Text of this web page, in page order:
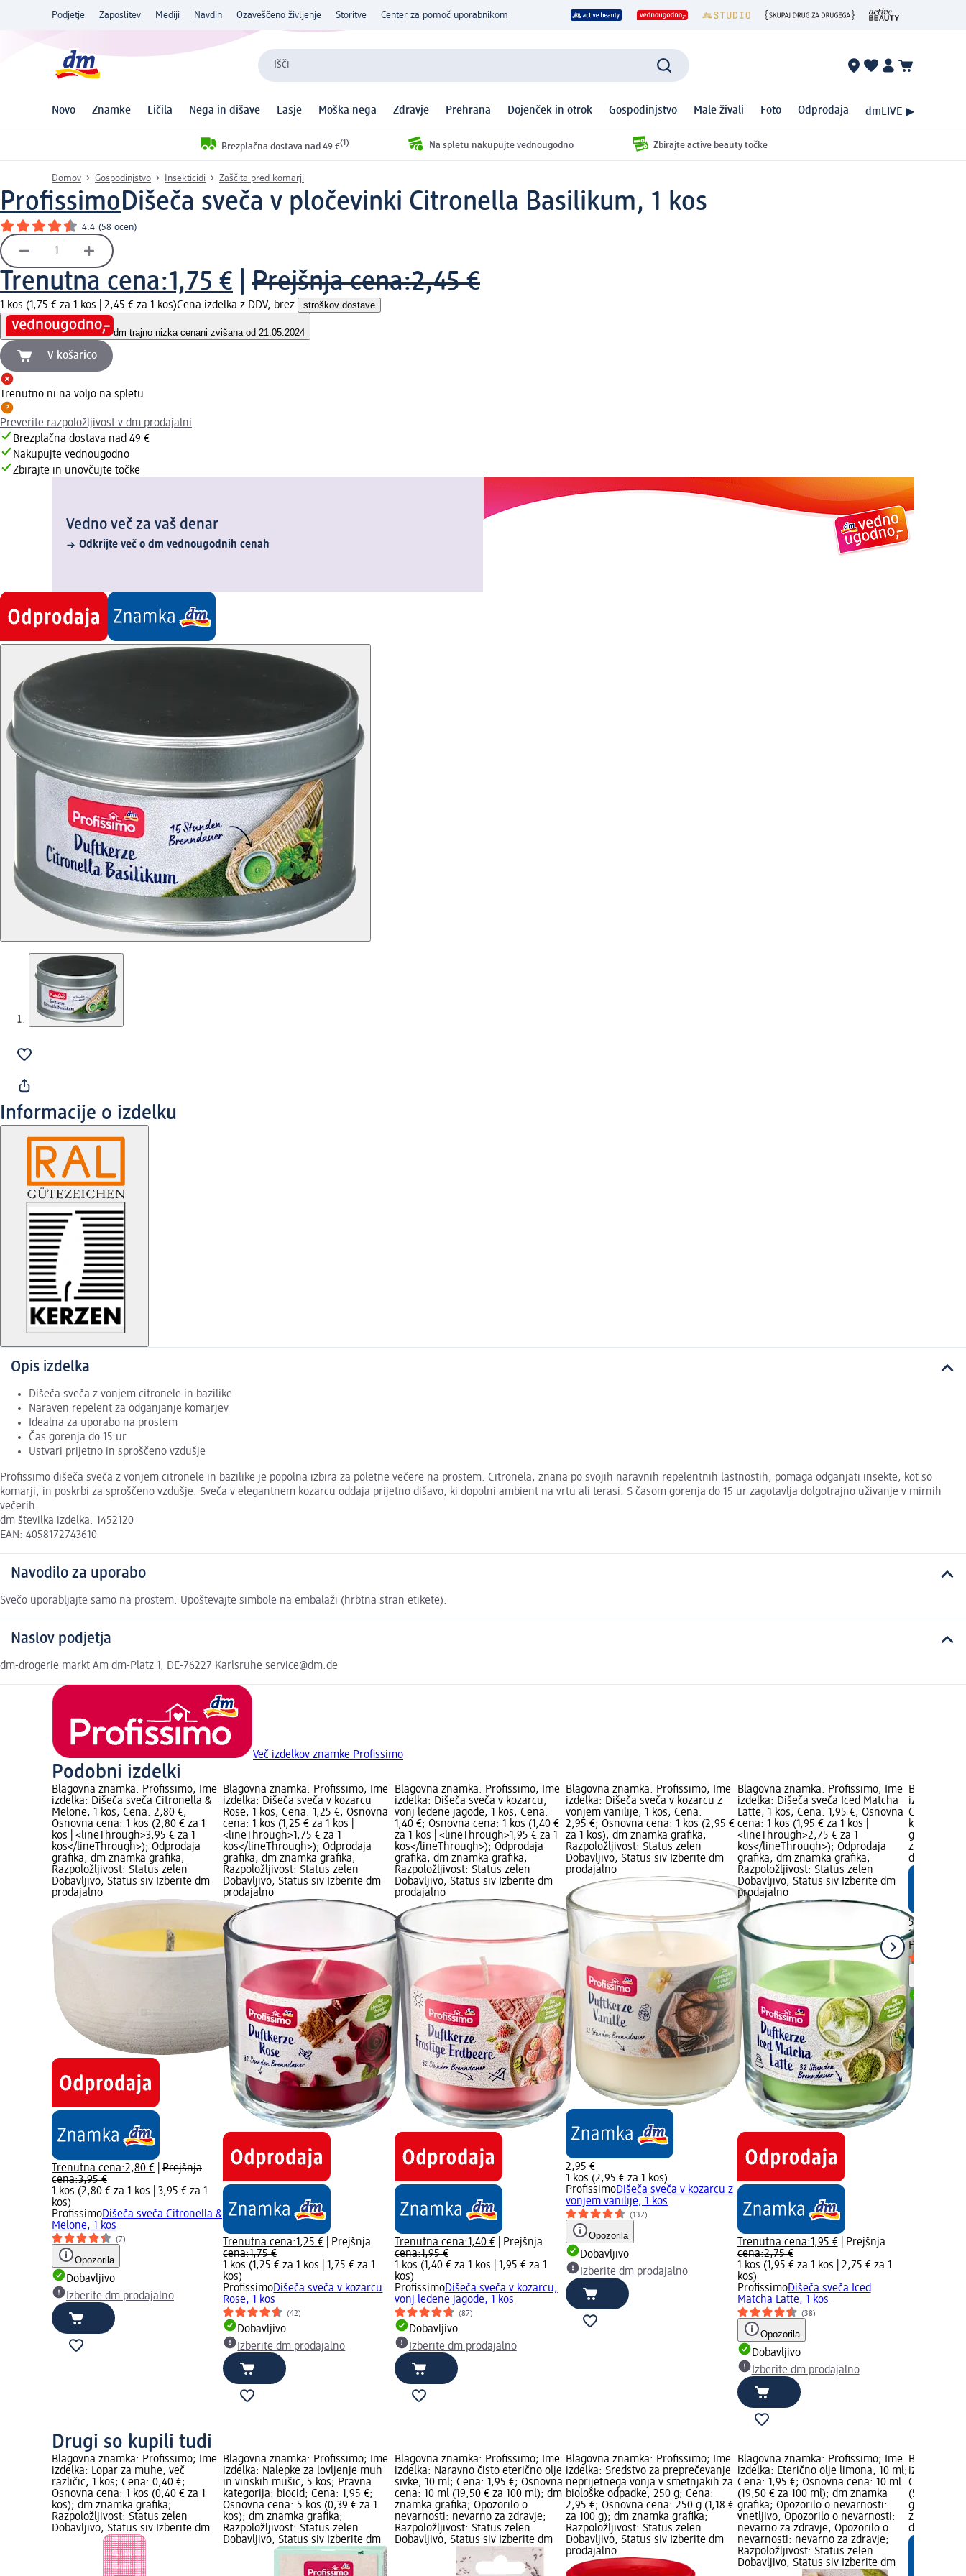
Podjetje Zaposlitev Mediji Navdih Ozaveščeno življenje Storitve Center za pomoč uporabnikom
Išči
Novo Znamke Ličila Nega in dišave Lasje Moška nega Zdravje Prehrana Dojenček in otrok Gospodinjstvo Male živali Foto Odprodaja dmLIVE ▶
Brezplačna dostava nad 49 €(1) Na spletu nakupujte vednougodno Zbirajte active beauty točke
Domov Gospodinjstvo Insekticidi Zaščita pred komarji
ProfissimoDišeča sveča v pločevinki Citronella Basilikum, 1 kos
4.4 (58 ocen)
Trenutna cena:1,75 € Prejšnja cena:2,45 €
1 kos (1,75 € za 1 kos | 2,45 € za 1 kos)Cena izdelka z DDV, brez stroškov dostave
dm trajno nizka cenani zvišana od 21.05.2024
V košarico
Trenutno ni na voljo na spletu
Preverite razpoložljivost v dm prodajalni
Brezplačna dostava nad 49 €
Nakupujte vednougodno
Zbirajte in unovčujte točke
Vedno več za vaš denar
Odkrijte več o dm vednougodnih cenah
Informacije o izdelku
Opis izdelka
Dišeča sveča z vonjem citronele in bazilike
Naraven repelent za odganjanje komarjev
Idealna za uporabo na prostem
Čas gorenja do 15 ur
Ustvari prijetno in sproščeno vzdušje
Profissimo dišeča sveča z vonjem citronele in bazilike je popolna izbira za poletne večere na prostem. Citronela, znana po svojih naravnih repelentnih lastnostih, pomaga odganjati insekte, kot so
komarji, in poskrbi za sproščeno vzdušje. Sveča v elegantnem kozarcu oddaja prijetno dišavo, ki dopolni ambient na vrtu ali terasi. S časom gorenja do 15 ur zagotavlja dolgotrajno uživanje v mirnih
večerih.
dm številka izdelka: 1452120
EAN: 4058172743610
Navodilo za uporabo
Svečo uporabljajte samo na prostem. Upoštevajte simbole na embalaži (hrbtna stran etikete).
Naslov podjetja
dm-drogerie markt Am dm-Platz 1, DE-76227 Karlsruhe service@dm.de
Več izdelkov znamke Profissimo
Podobni izdelki
Blagovna znamka: Profissimo; Ime
izdelka: Dišeča sveča Citronella &
Melone, 1 kos; Cena: 2,80 €;
Osnovna cena: 1 kos (2,80 € za 1
kos | <lineThrough>3,95 € za 1
kos</lineThrough>); Odprodaja
grafika, dm znamka grafika;
Razpoložljivost: Status zelen
Dobavljivo, Status siv Izberite dm
prodajalno
Trenutna cena:2,80 €
Prejšnja
cena:3,95 €
1 kos (2,80 € za 1 kos | 3,95 € za 1
kos)
ProfissimoDišeča sveča Citronella &
Melone, 1 kos
(7)
Opozorila
Dobavljivo
Izberite dm prodajalno
Blagovna znamka: Profissimo; Ime
izdelka: Dišeča sveča v kozarcu
Rose, 1 kos; Cena: 1,25 €; Osnovna
cena: 1 kos (1,25 € za 1 kos |
<lineThrough>1,75 € za 1
kos</lineThrough>); Odprodaja
grafika, dm znamka grafika;
Razpoložljivost: Status zelen
Dobavljivo, Status siv Izberite dm
prodajalno
Trenutna cena:1,25 € |Prejšnja
cena:1,75 €
1 kos (1,25 € za 1 kos |1,75 € za 1
kos)
ProfissimoDišeča sveča v kozarcu
Rose, 1 kos
(42)
Dobavljivo
Izberite dm prodajalno
Blagovna znamka: Profissimo; Ime
izdelka: Dišeča sveča v kozarcu,
vonj ledene jagode, 1 kos; Cena:
1,40 €; Osnovna cena: 1 kos (1,40 €
za 1 kos | <lineThrough>1,95 € za 1
kos</lineThrough>); Odprodaja
grafika, dm znamka grafika;
Razpoložljivost: Status zelen
Dobavljivo, Status siv Izberite dm
prodajalno
Trenutna cena:1,40 €|Prejšnja
cena:1,95 €
1 kos (1,40 € za 1 kos | 1,95 € za 1
kos)
ProfissimoDišeča sveča v kozarcu,
vonj ledene jagode, 1 kos
(87)
Dobavljivo
Izberite dm prodajalno
Blagovna znamka: Profissimo; Ime
izdelka: Dišeča sveča v kozarcu z
vonjem vanilije, 1 kos; Cena:
2,95 €; Osnovna cena: 1 kos (2,95 €
za 1 kos); dm znamka grafika;
Razpoložljivost: Status zelen
Dobavljivo, Status siv Izberite dm
prodajalno
2,95 €
1 kos (2,95 € za 1 kos)
ProfissimoDišeča sveča v kozarcu z
vonjem vanilije, 1 kos
(132)
Opozorila
Dobavljivo
Izberite dm prodajalno
Blagovna znamka: Profissimo; Ime
izdelka: Dišeča sveča Iced Matcha
Latte, 1 kos; Cena: 1,95 €; Osnovna
cena: 1 kos (1,95 € za 1 kos |
<lineThrough>2,75 € za 1
kos</lineThrough>); Odprodaja
grafika, dm znamka grafika;
Razpoložljivost: Status zelen
Dobavljivo, Status siv Izberite dm
prodajalno
Trenutna cena:1,95 €|Prejšnja
cena:2,75 €
1 kos (1,95 € za 1 kos | 2,75 € za 1
kos)
ProfissimoDišeča sveča Iced
Matcha Latte, 1 kos
(38)
Opozorila
Dobavljivo
Izberite dm prodajalno
Blagovna
izdelka:
Cena: 5,15
kos (0,05 €
grafika;
zelen
dm
5,15 €
100 kos
Profissimo
Drugi so kupili tudi
Blagovna znamka: Profissimo; Ime
izdelka: Lopar za muhe, več
različic, 1 kos; Cena: 0,40 €;
Osnovna cena: 1 kos (0,40 € za 1
kos); dm znamka grafika;
Razpoložljivost: Status zelen
Dobavljivo, Status siv Izberite dm
Blagovna znamka: Profissimo; Ime
izdelka: Nalepke za lovljenje muh
in vinskih mušic, 5 kos; Pravna
kategorija: biocid; Cena: 1,95 €;
Osnovna cena: 5 kos (0,39 € za 1
kos); dm znamka grafika;
Razpoložljivost: Status zelen
Dobavljivo, Status siv Izberite dm
Blagovna znamka: Profissimo; Ime
izdelka: Naravno čisto eterično olje
sivke, 10 ml; Cena: 1,95 €; Osnovna
cena: 10 ml (19,50 € za 100 ml); dm
znamka grafika; Opozorilo o
nevarnosti: nevarno za zdravje;
Razpoložljivost: Status zelen
Dobavljivo, Status siv Izberite dm
Blagovna znamka: Profissimo; Ime
izdelka: Sredstvo za preprečevanje
neprijetnega vonja v smetnjakih za
biološke odpadke, 250 g; Cena:
2,95 €; Osnovna cena: 250 g (1,18 €
za 100 g); dm znamka grafika;
Razpoložljivost: Status zelen
Dobavljivo, Status siv Izberite dm
prodajalno
Blagovna znamka: Profissimo; Ime
izdelka: Eterično olje limona, 10 ml;
Cena: 1,95 €; Osnovna cena: 10 ml
(19,50 € za 100 ml); dm znamka
grafika; Opozorilo o nevarnosti:
vnetljivo, Opozorilo o nevarnosti:
nevarno za zdravje, Opozorilo o
nevarnosti: nevarno za zdravje;
Razpoložljivost: Status zelen
Dobavljivo, Status siv Izberite dm
Blagovna
izdelka:
Cena: 0,55
(5,50 € za
grafika;
zelen
dm